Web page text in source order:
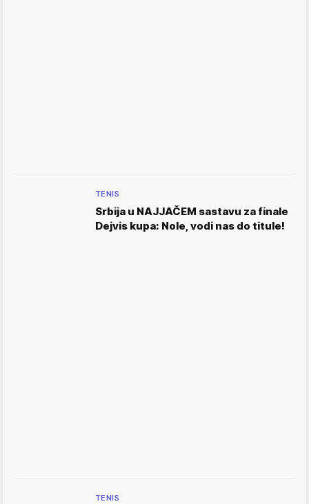
TENIS
Srbija u NAJJAČEM sastavu za finale
Dejvis kupa: Nole, vodi nas do titule!
TENIS